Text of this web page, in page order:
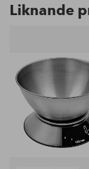
Liknande